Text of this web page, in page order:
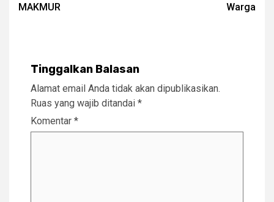
MAKMUR
Warga
Tinggalkan Balasan
Alamat email Anda tidak akan dipublikasikan.
Ruas yang wajib ditandai *
Komentar *